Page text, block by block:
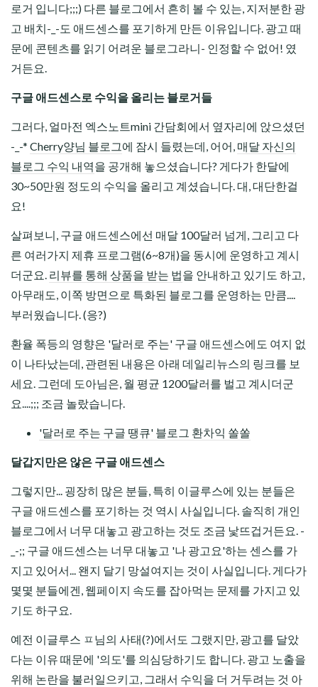
로거 입니다;;;) 다른 블로그에서 흔히 볼 수 있는, 지저분한 광
고 배치-_-도 애드센스를 포기하게 만든 이유입니다. 광고 때
문에 콘텐츠를 읽기 어려운 블로그라니- 인정할 수 없어! 였
거든요.
구글 애드센스로 수익을 올리는 블로거들
그러다, 얼마전 엑스노트mini 간담회에서 옆자리에 앉으셨던
-_-* Cherry양님 블로그에 잠시 들렸는데, 어어, 매달 자신의
블로그 수익 내역을 공개해 놓으셨습니다? 게다가 한달에
30~50만원 정도의 수익을 올리고 계셨습니다. 대, 대단한걸
요!
살펴보니, 구글 애드센스에선 매달 100달러 넘게, 그리고 다
른 여러가지 제휴 프로그램(6~8개)을 동시에 운영하고 계시
더군요. 리뷰를 통해 상품을 받는 법을 안내하고 있기도 하고,
아무래도, 이쪽 방면으로 특화된 블로그를 운영하는 만큼....
부러웠습니다. (응?)
환율 폭등의 영향은 '달러로 주는' 구글 애드센스에도 여지 없
이 나타났는데, 관련된 내용은 아래 데일리뉴스의 링크를 보
세요. 그런데 도아님은, 월 평균 1200달러를 벌고 계시더군
요....;;; 조금 놀랐습니다.
'달러로 주는 구글 땡큐' 블로그 환차익 쏠쏠
달갑지만은 않은 구글 애드센스
그렇지만... 굉장히 많은 분들, 특히 이글루스에 있는 분들은
구글 애드센스를 포기하는 것 역시 사실입니다. 솔직히 개인
블로그에서 너무 대놓고 광고하는 것도 조금 낯뜨겁거든요. -
_-;; 구글 애드센스는 너무 대놓고 '나 광고요'하는 센스를 가
지고 있어서... 왠지 달기 망설여지는 것이 사실입니다. 게다가
몇몇 분들에겐, 웹페이지 속도를 잡아먹는 문제를 가지고 있
기도 하구요.
예전 이글루스 ㅍ님의 사태(?)에서도 그랬지만, 광고를 달았
다는 이유 때문에 '의도'를 의심당하기도 합니다. 광고 노출을
위해 논란을 불러일으키고, 그래서 수익을 더 거두려는 것 아